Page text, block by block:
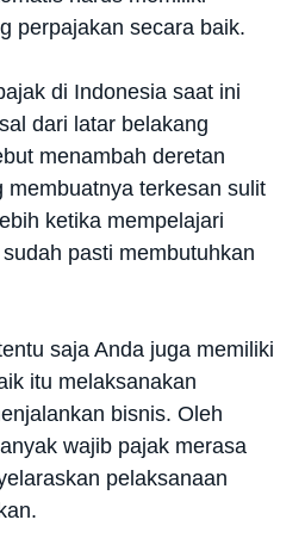
perpajakan secara baik.
di Indonesia saat ini
dari latar belakang
menambah deretan
membuatnya terkesan sulit
ketika mempelajari
pasti membutuhkan
saja Anda juga memiliki
itu melaksanakan
bisnis. Oleh
wajib pajak merasa
pelaksanaan